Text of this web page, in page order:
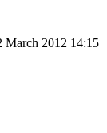
March 2012 14:15